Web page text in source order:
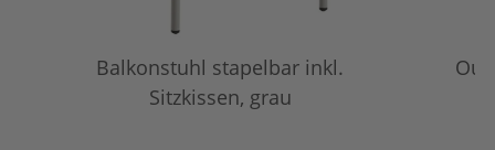
Balkonstuhl stapelbar inkl.
Sitzkissen, grau